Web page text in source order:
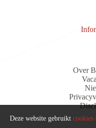
Over
Deze website gebruikt cookies